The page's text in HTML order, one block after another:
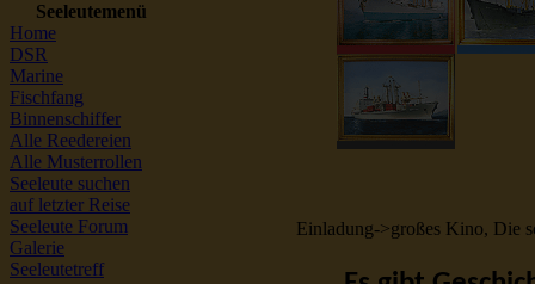
Seeleutemenü
Home
DSR
Marine
Fischfang
Binnenschiffer
Alle Reedereien
Alle Musterrollen
Seeleute suchen
auf letzter Reise
Seeleute Forum
Galerie
Seeleutetreff
Einladung->großes Kino, Die